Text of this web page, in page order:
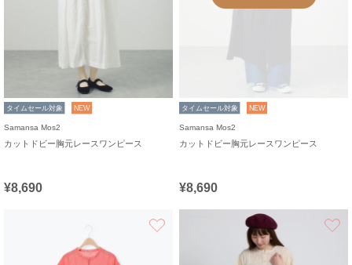
タイムセール対象 NEW
Samansa Mos2
カットドビー胸元レースワンピース
¥8,690
タイムセール対象 NEW
Samansa Mos2
カットドビー胸元レースワンピース
¥8,690